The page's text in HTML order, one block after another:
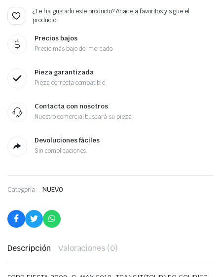
¿Te ha gustado este producto? Añade a favoritos y sigue el
producto.
Precios bajos
Precio más bajo del mercado
Pieza garantizada
Pieza correcta compatible
Contacta con nosotros
Nuestro comercial buscará su pieza
Devoluciones fáciles
Sin complicaciones
Categoría: NUEVO
Descripción Valoraciones (0)